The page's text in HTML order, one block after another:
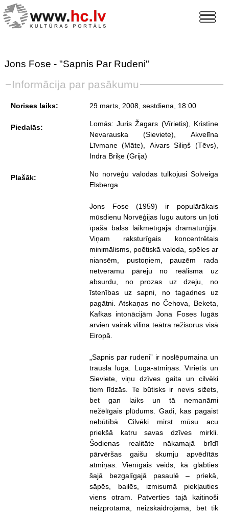
Jons Fose - "Sapnis Par Rudeni"
Informācija par pasākumu
Norises laiks: 29.marts, 2008, sestdiena , 18:00
Piedalās:
Lomās: Juris Žagars (Vīrietis), Kristīne
Nevarauska (Sieviete), Akvelīna
Līvmane (Māte), Aivars Siliņš (Tēvs),
Indra Briķe (Grija)
Plašāk:
No norvēģu valodas tulkojusi Solveiga
Elsberga
Jons Fose (1959) ir populārākais
mūsdienu Norvēģijas lugu autors un ļoti
īpaša balss laikmetīgajā dramaturģijā.
Viņam raksturīgais koncentrētais
minimālisms, poētiskā valoda, spēles ar
niansēm, pustoņiem, pauzēm rada
netveramu pāreju no reālisma uz
absurdu, no prozas uz dzeju, no
īstenības uz sapni, no tagadnes uz
pagātni. Atskaņas no Čehova, Beketa,
Kafkas intonācijām Jona Foses lugās
arvien vairāk vilina teātra režisorus visā
Eiropā.
„Sapnis par rudeni” ir noslēpumaina un
trausla luga. Luga-atmiņas. Vīrietis un
Sieviete, viņu dzīves gaita un cilvēki
tiem līdzās. Te būtisks ir nevis sižets,
bet gan laiks un tā nemanāmi
nežēlīgais plūdums. Gadi, kas pagaist
nebūtībā. Cilvēki mirst mūsu acu
priekšā katru savas dzīves mirkli.
Šodienas realitāte nākamajā brīdī
pārvēršas gaišu skumju apvēdītās
atmiņās. Vienīgais veids, kā glābties
šajā bezgalīgajā pasaulē – priekā,
sāpēs, bailēs, izmisumā piekļauties
viens otram. Patverties tajā kaitinoši
neizprotamā, neizskaidrojamā, bet tik